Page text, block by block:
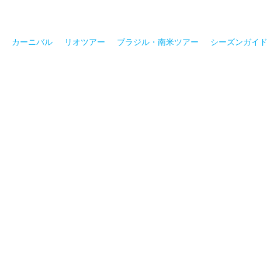
カーニバル リオツアー ブラジル・南米ツアー シーズンガイド